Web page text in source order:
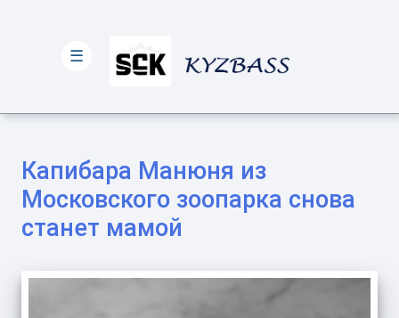
Капибара Манюня из
Московского зоопарка снова
станет мамой
☰